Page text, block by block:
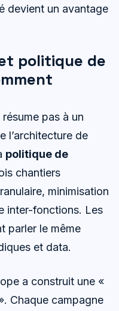
devient un avantage
politique de
résume pas à un
l’architecture de
politique de
chantiers
minimisation
inter-fonctions. Les
parler le même
et data.
a construit une «
Chaque campagne